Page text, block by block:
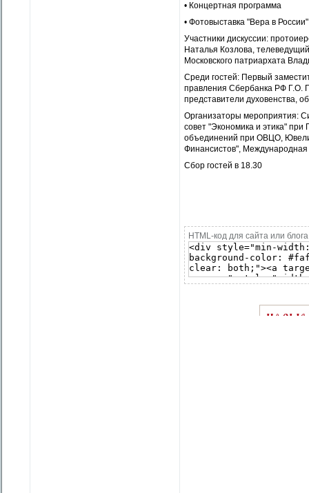
• Концертная программа
• Фотовыставка "Вера в России"
Участники дискуссии:
Наталья Козлова,
Московского патриархата
Среди гостей: Первый
правления Сбербанка РФ Г.О.
представители духовенства,
Организаторы мероприятия:
совет "Экономика и этика"
объединений при ОВЦО,
Финансистов",
Сбор гостей в 18.30
HTML-код для сайта или